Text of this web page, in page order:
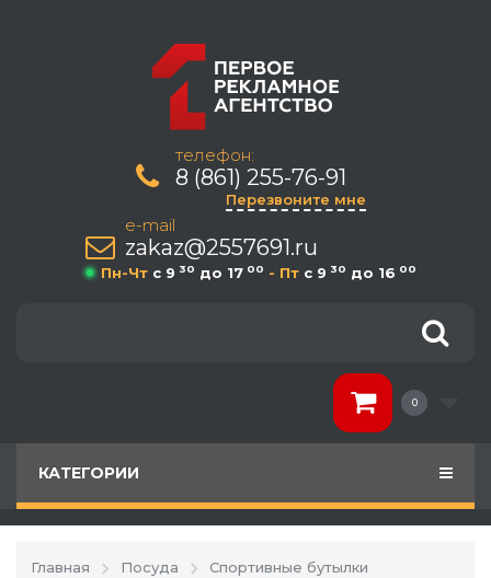
телефон:
8 (861) 255-76-91
Перезвоните мне
e-mail
zakaz@2557691.ru
Пн-Чт c 9 30 до 17 00 - Пт c 9 30 до 16 00
0
КАТЕГОРИИ
Главная Посуда
Спортивные бутылки